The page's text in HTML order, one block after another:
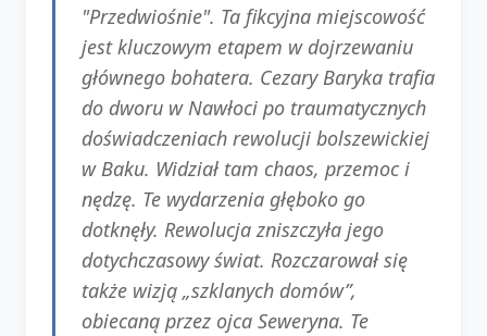
"Przedwiośnie". Ta fikcyjna miejscowość
jest kluczowym etapem w dojrzewaniu
głównego bohatera. Cezary Baryka trafia
do dworu w Nawłoci po traumatycznych
doświadczeniach rewolucji bolszewickiej
w Baku. Widział tam chaos, przemoc i
nędzę. Te wydarzenia głęboko go
dotknęły. Rewolucja zniszczyła jego
dotychczasowy świat. Rozczarował się
także wizją „szklanych domów”,
obiecaną przez ojca Seweryna. Te